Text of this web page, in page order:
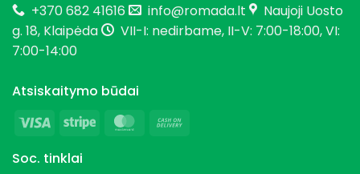
+370 682 41616
info@romada.lt
Naujoji Uosto
g. 18, Klaipėda
VII-I: nedirbame, II-V: 7:00-18:00, VI:
7:00-14:00
Atsiskaitymo būdai
Visa
Stripe MasterCard
Soc. tinklai